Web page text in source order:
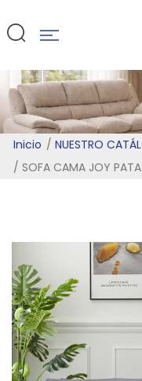
Inicio
NUESTRO
SOFA CAMA JOY